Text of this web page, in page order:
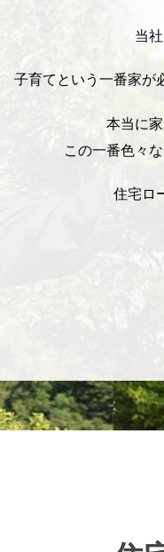
当
子育てという一番家が
本当に
この一番色々
住宅ロ